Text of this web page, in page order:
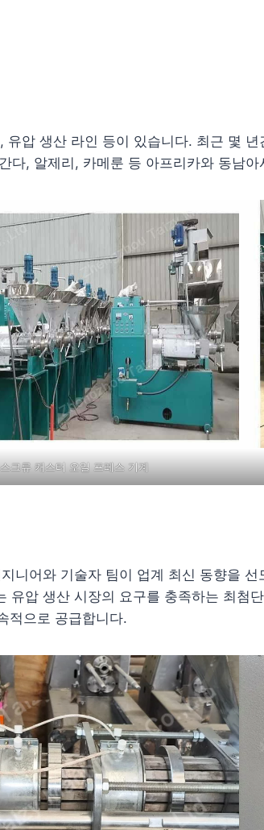
압 생산 라인 등이 있습니다. 최근 몇
, 알제리, 카메룬 등 아프리카와 동남
스크류 캐스터 오일 프레스 기계
니어와 기술자 팀이 업계 최신 동향을
압 생산 시장의 요구를 충족하는 최첨
적으로 공급합니다.